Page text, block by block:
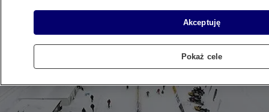
Akceptuję
Pokaż cele